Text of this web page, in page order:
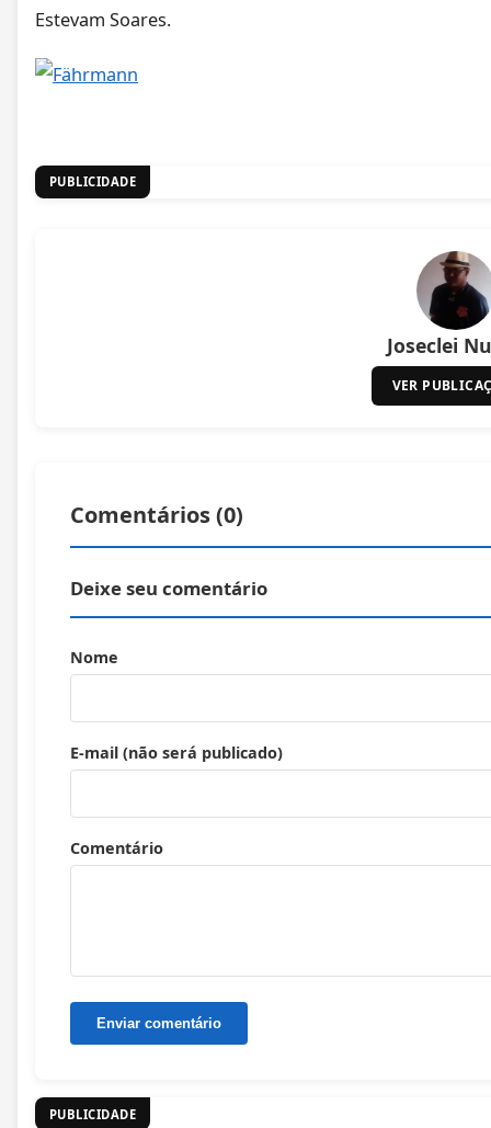
Estevam Soares.
PUBLICIDADE
Joseclei
VER
Comentários (0)
Deixe seu comentário
Nome
E-mail (não será publicado)
Comentário
PUBLICIDADE